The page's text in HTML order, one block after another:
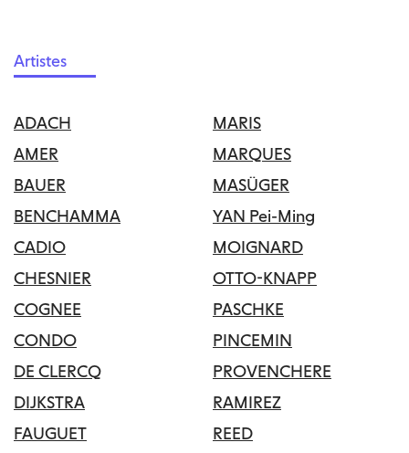
Artistes
ADACH
AMER
BAUER
BENCHAMMA
CADIO
CHESNIER
COGNEE
CONDO
DE CLERCQ
DIJKSTRA
FAUGUET
MARIS
MARQUES
MASÜGER
YAN Pei-Ming
MOIGNARD
OTTO-KNAPP
PASCHKE
PINCEMIN
PROVENCHERE
RAMIREZ
REED